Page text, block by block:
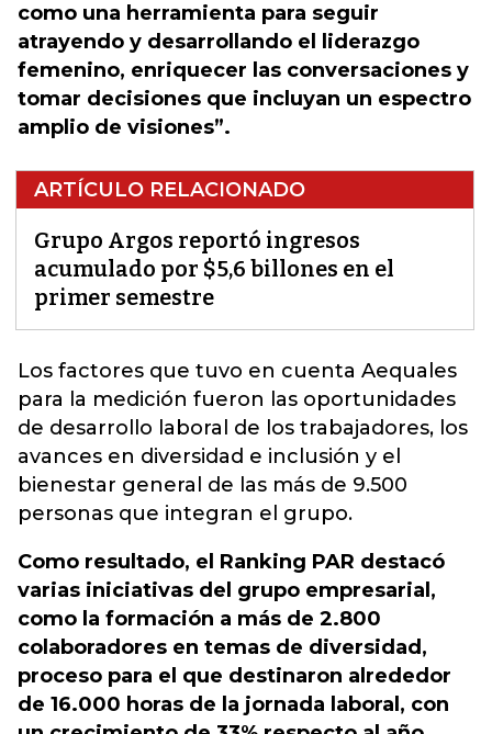
como una herramienta para seguir
atrayendo y desarrollando el liderazgo
femenino, enriquecer las conversaciones y
tomar decisiones que incluyan un espectro
amplio de visiones”.
ARTÍCULO RELACIONADO
Grupo Argos reportó ingresos
acumulado por $5,6 billones en el
primer semestre
Los factores que tuvo en cuenta Aequales
para la medición fueron las oportunidades
de desarrollo laboral de los trabajadores, los
avances en diversidad e inclusión y el
bienestar general de las más de 9.500
personas que integran el grupo.
Como resultado, el Ranking PAR destacó
varias iniciativas del grupo empresarial,
como la formación a más de 2.800
colaboradores en temas de diversidad,
proceso para el que destinaron alrededor
de 16.000 horas de la jornada laboral, con